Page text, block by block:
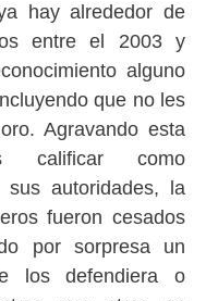
hay alrededor de
entre el 2003 y
alguno
que no les
Agravando esta
calificar como
autoridades, la
fueron cesados
por sorpresa un
los defendiera o